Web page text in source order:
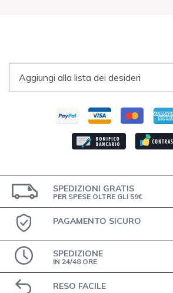
Aggiungi alla lista dei desideri
SPEDIZIONI GRATIS
PER SPESE OLTRE GLI 59€
PAGAMENTO SICURO
SPEDIZIONE
IN 24/48 ORE
RESO FACILE